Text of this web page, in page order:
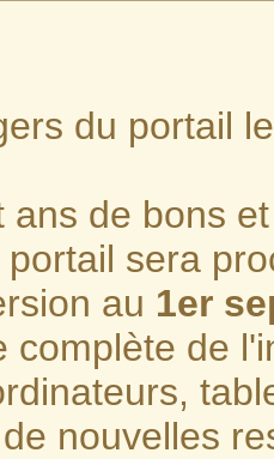
du portail
ans de bons
sera
au 1er
complète de
nouvelles